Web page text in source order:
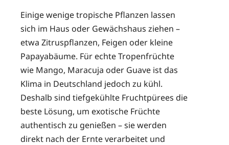
Einige wenige tropische Pflanzen lassen
sich im Haus oder Gewächshaus ziehen –
etwa Zitruspflanzen, Feigen oder kleine
Papayabäume. Für echte Tropenfrüchte
wie Mango, Maracuja oder Guave ist das
Klima in Deutschland jedoch zu kühl.
Deshalb sind tiefgekühlte Fruchtpürees die
beste Lösung, um exotische Früchte
authentisch zu genießen – sie werden
direkt nach der Ernte verarbeitet und